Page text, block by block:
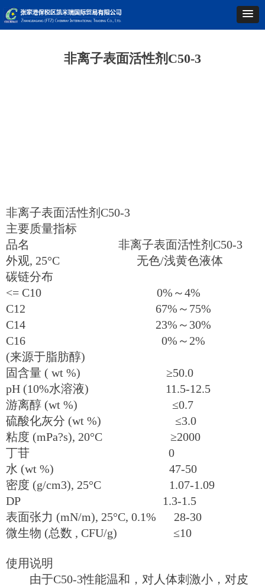
非离子表面活性剂C50-3
非离子表面活性剂C50-3
主要质量指标
品名 非离子表面活性剂C50-3
外观, 25°C 无色/浅黄色液体
碳链分布
<= C10 0%～4%
C12 67%～75%
C14 23%～30%
C16 0%～2%
(来源于脂肪醇)
固含量 ( wt %) ≥50.0
pH (10%水溶液) 11.5-12.5
游离醇 (wt %) ≤0.7
硫酸化灰分 (wt %) ≤3.0
粘度 (mPa?s), 20°C ≥2000
丁苷 0
水 (wt %) 47-50
密度 (g/cm3), 25°C 1.07-1.09
DP 1.3-1.5
表面张力 (mN/m), 25°C, 0.1% 28-30
微生物 (总数 , CFU/g) ≤10
使用说明
由于C50-3性能温和，对人体刺激小，对皮